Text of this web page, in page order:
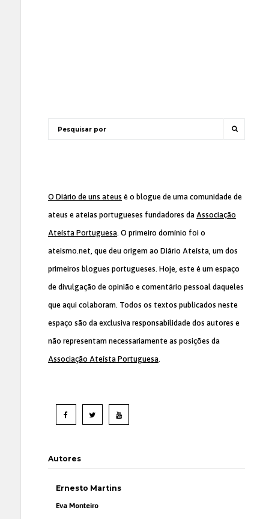
O Diário de uns ateus é o blogue de uma comunidade de
ateus e ateias portugueses fundadores da Associação
Ateísta Portuguesa. O primeiro domínio foi o
ateismo.net, que deu origem ao Diário Ateísta, um dos
primeiros blogues portugueses. Hoje, este é um espaço
de divulgação de opinião e comentário pessoal daqueles
que aqui colaboram. Todos os textos publicados neste
espaço são da exclusiva responsabilidade dos autores e
não representam necessariamente as posições da
Associação Ateísta Portuguesa.
Autores
Ernesto Martins
Eva Monteiro